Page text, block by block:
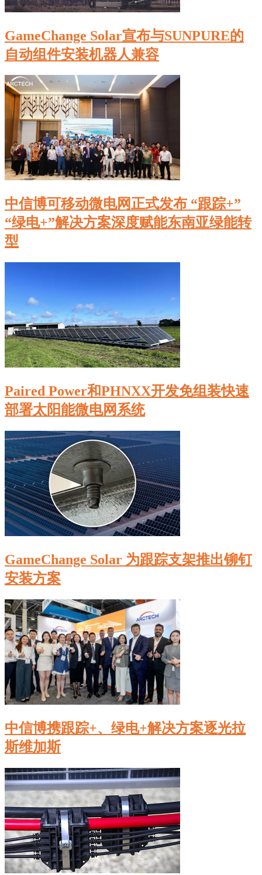
GameChange Solar宣布与SUNPURE的
自动组件安装机器人兼容
中信博可移动微电网正式发布 “跟踪+”
“绿电+”解决方案深度赋能东南亚绿能转
型
Paired Power和PHNXX开发免组装快速
部署太阳能微电网系统
GameChange Solar 为跟踪支架推出铆钉
安装方案
中信博携跟踪+、绿电+解决方案逐光拉
斯维加斯